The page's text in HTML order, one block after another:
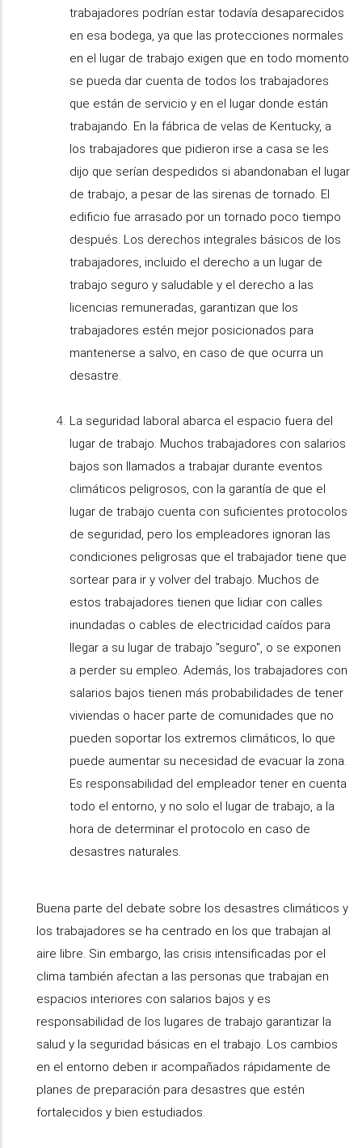
trabajadores podrían estar todavía desaparecidos
en esa bodega, ya que las protecciones normales
en el lugar de trabajo exigen que en todo momento
se pueda dar cuenta de todos los trabajadores
que están de servicio y en el lugar donde están
trabajando. En la fábrica de velas de Kentucky, a
los trabajadores que pidieron irse a casa se les
dijo que serían despedidos si abandonaban el lugar
de trabajo, a pesar de las sirenas de tornado. El
edificio fue arrasado por un tornado poco tiempo
después. Los derechos integrales básicos de los
trabajadores, incluido el derecho a un lugar de
trabajo seguro y saludable y el derecho a las
licencias remuneradas, garantizan que los
trabajadores estén mejor posicionados para
mantenerse a salvo, en caso de que ocurra un
desastre.
La seguridad laboral abarca el espacio fuera del
lugar de trabajo. Muchos trabajadores con salarios
bajos son llamados a trabajar durante eventos
climáticos peligrosos, con la garantía de que el
lugar de trabajo cuenta con suficientes protocolos
de seguridad, pero los empleadores ignoran las
condiciones peligrosas que el trabajador tiene que
sortear para ir y volver del trabajo. Muchos de
estos trabajadores tienen que lidiar con calles
inundadas o cables de electricidad caídos para
llegar a su lugar de trabajo "seguro", o se exponen
a perder su empleo. Además, los trabajadores con
salarios bajos tienen más probabilidades de tener
viviendas o hacer parte de comunidades que no
pueden soportar los extremos climáticos, lo que
puede aumentar su necesidad de evacuar la zona.
Es responsabilidad del empleador tener en cuenta
todo el entorno, y no solo el lugar de trabajo, a la
hora de determinar el protocolo en caso de
desastres naturales.
Buena parte del debate sobre los desastres climáticos y
los trabajadores se ha centrado en los que trabajan al
aire libre. Sin embargo, las crisis intensificadas por el
clima también afectan a las personas que trabajan en
espacios interiores con salarios bajos y es
responsabilidad de los lugares de trabajo garantizar la
salud y la seguridad básicas en el trabajo. Los cambios
en el entorno deben ir acompañados rápidamente de
planes de preparación para desastres que estén
fortalecidos y bien estudiados.